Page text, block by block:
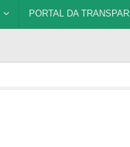
PORTAL DA